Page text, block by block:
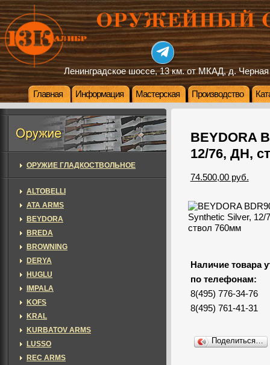
Ленинградское шоссе, 13 км. от МКАД, д. Черная
Главная Информация Мастерская Производство
BEYDORA
12/76, ДН,
74.500,00 руб.
Наличие товара
по телефонам:
8(495) 776-34-76
8(495) 761-41-31
Поделиться…
ОРУЖИЕ ГЛАДКОСТВОЛЬНОЕ
ALTOBELLI
ATA ARMS
BEYDORA
BREDA
BROWNING
DERYA
HUGLU
IMPALA
KOFS
KRAL
KURBATOV ARMS
LUSSO
REC ARMS